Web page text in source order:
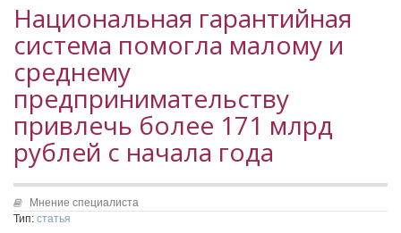
Опыт регионов
Уровень 3
Опыт муниципалитетов
Судебная практика
Прокуратура Хабаровского края
Мнение специалиста
Конкурсы Совета
Семинары Совета
Учредительный договор
Члены СМО
Учредители
Руководящие органы
Съезд Совета
Председатель Совета
Ревизионная комиссия
Палаты Совета
Национальная гарантийная
система помогла малому и
среднему
предпринимательству
привлечь более 171 млрд
рублей с начала года
Мнение специалиста
Тип: статья